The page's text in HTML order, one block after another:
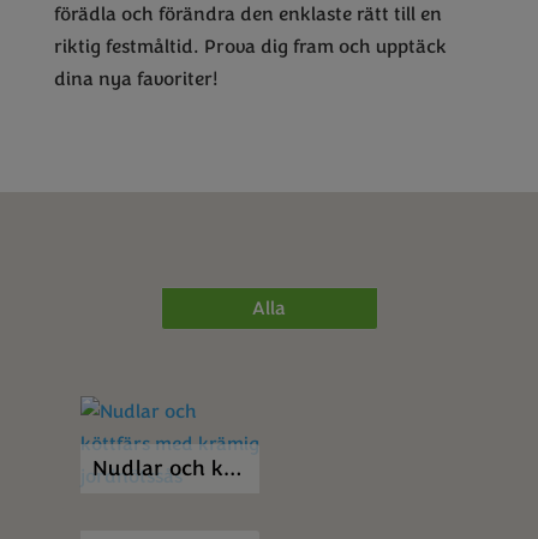
förädla och förändra den enklaste rätt till en
riktig festmåltid. Prova dig fram och upptäck
dina nya favoriter!
Alla
Nudlar och köttfärs med krämig jordnötssås